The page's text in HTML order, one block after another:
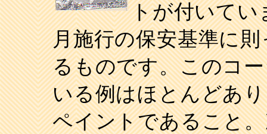
トが付いてい
月施行の保安基準に
るものです。このコ
いる例はほとんどあ
ペイントであること